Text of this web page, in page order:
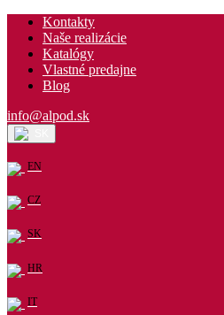
Kontakty
Naše realizácie
Katalógy
Vlastné predajne
Blog
info@alpod.sk
EN
CZ
SK
HR
IT